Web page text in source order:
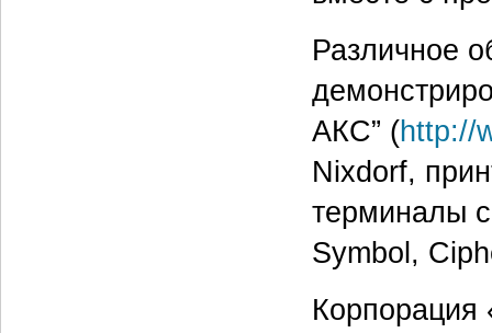
Различное
АКС” (http://
Nixdorf,
терминалы
Symbol,
Корпорация